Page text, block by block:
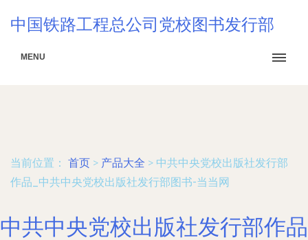
中国铁路工程总公司党校图书发行部
MENU
当前位置： 首页 > 产品大全 > 中共中央党校出版社发行部
作品_中共中央党校出版社发行部图书-当当网
中共中央党校出版社发行部作品